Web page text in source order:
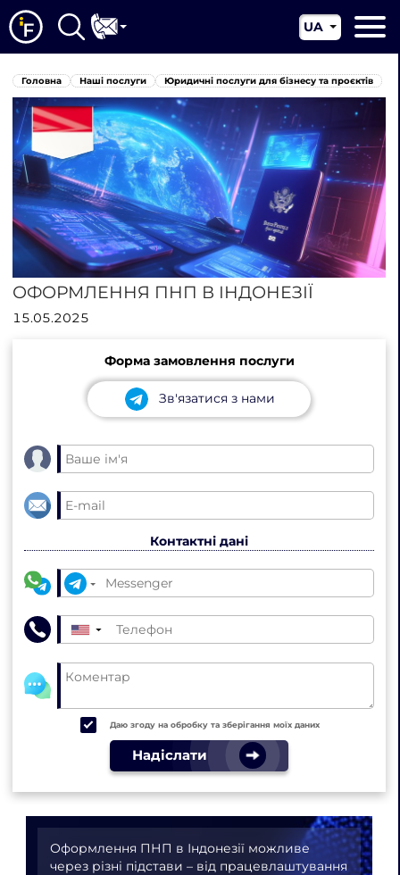
Про нас
Наші послуги
Новини
Юрисдикції
Контакти
UA
EN
CN
Головна Наші послуги Юридичні послуги для бізнесу та проєктів
ОФОРМЛЕННЯ ПНП В ІНДОНЕЗІЇ
15.05.2025
Форма замовлення послуги
Зв'язатися з нами
Контактні дані
▼
Даю згоду на обробку та зберігання моїх даних
Надіслати
Оформлення ПНП в Індонезії можливе
через різні підстави – від працевлаштування